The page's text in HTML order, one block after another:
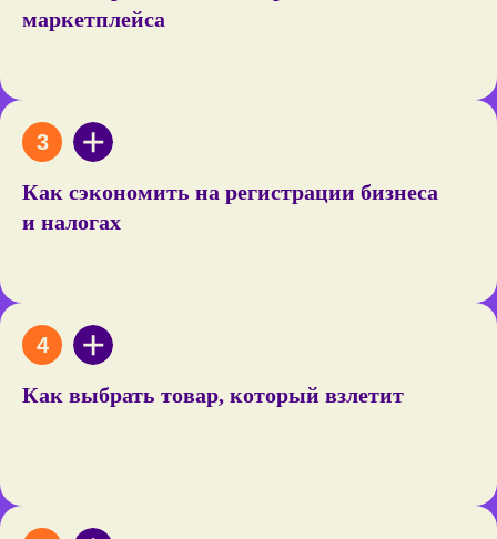
маркетплейса
Как сэкономить на регистрации бизнеса
и налогах
Как выбрать товар, который взлетит
Эксперты курса